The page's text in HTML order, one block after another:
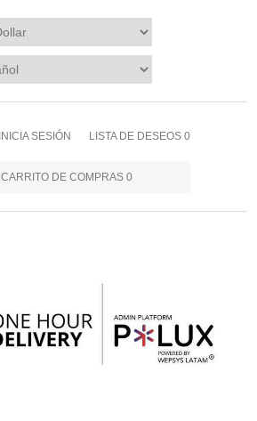
INICIA SESIÓN LISTA DE DESEOS 0
CARRITO DE COMPRAS 0